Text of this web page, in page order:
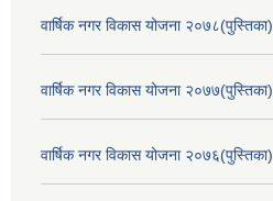
वार्षिक नगर विकास योजना २०७८(पुस्तिका)
वार्षिक नगर विकास योजना २०७७(पुस्तिका)
वार्षिक नगर विकास योजना २०७६(पुस्तिका)